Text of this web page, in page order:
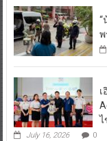
พ
ไ
July 16, 2026 0